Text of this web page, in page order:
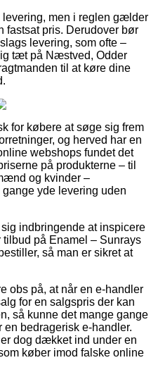
levering, men i reglen gælder
fastsat pris. Derudover bør
levering, som ofte –
tæt på Næstved, Odder
til at køre dine
for købere at søge sig frem
og herved har en
webshops fundet det
på produkterne – til
og kvinder –
yde levering uden
indbringende at inspicere
tilbud på Enamel – Sunrays
så man er sikret at
obs på, at når en e-handler
for en salgspris der kan
så kunne det mange gange
bedragerisk e-handler.
dog dækket ind under en
køber imod falske online